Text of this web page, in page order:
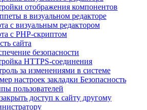
отображения компонентов
в визуальном редакторе
с визуальным редактором
с PHP-скриптом
сайта
безопасности
HTTPS-соединения
за изменениями в системе
настроек закладки Безопасность
пользователей
доступ к сайту другому